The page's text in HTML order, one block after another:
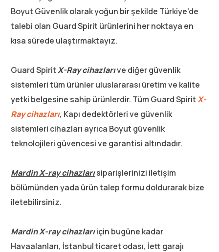
Boyut Güvenlik olarak yoğun bir şekilde Türkiye’de
talebi olan Guard Spirit ürünlerini her noktaya en
kısa sürede ulaştırmaktayız.
Guard SpiritX-Ray cihazlarıve diğer güvenlik
sistemleri tüm ürünler uluslararası üretim ve kalite
yetki belgesine sahip ürünlerdir. Tüm Guard SpiritX-
Ray cihazları, Kapı dedektörleri ve güvenlik
sistemleri cihazları ayrıca Boyut güvenlik
teknolojileri güvencesi ve garantisi altındadır.
Mardin X-ray cihazlarısiparişlerinizi iletişim
bölümünden yada ürün talep formu doldurarak bize
iletebilirsiniz.
Mardin X-ray cihazlarıiçin bugüne kadar
Havaalanları, İstanbul ticaret odası, İett garajı